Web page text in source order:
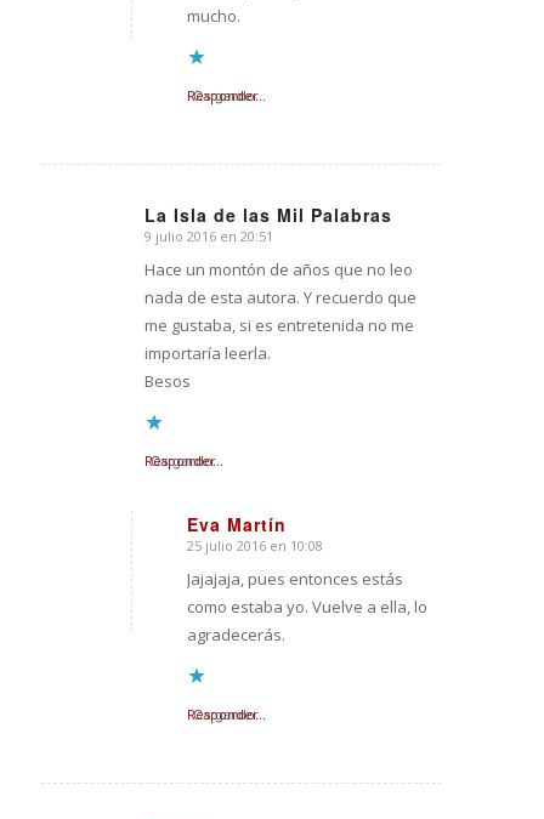
mucho.
Cargando...
Responder
La Isla de las Mil Palabras
Dice:
9 julio 2016 en 20:51
Hace un montón de años que no leo
nada de esta autora. Y recuerdo que
me gustaba, si es entretenida no me
importaría leerla.
Besos
Cargando...
Responder
Eva Martín
Dice:
25 julio 2016 en 10:08
Jajajaja, pues entonces estás
como estaba yo. Vuelve a ella, lo
agradecerás.
Cargando...
Responder